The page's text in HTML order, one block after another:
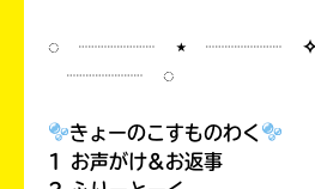
◌ ┈┈┈┈ ⋆ ┈┈┈┈
┈┈┈┈ ◌
きょーのこすものわく
1 お声がけ&お返事